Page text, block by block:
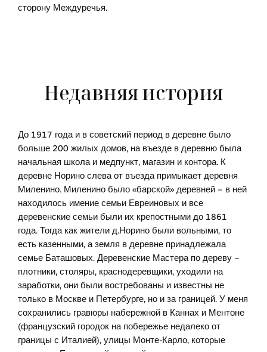
сторону Междуречья.
Недавняя история
До 1917 года и в советский период в деревне было
больше 200 жилых домов, на въезде в деревню была
начальная школа и медпункт, магазин и контора. К
деревне Норино слева от въезда примыкает деревня
Миленино. Миленино было «барской» деревней – в ней
находилось имение семьи Евреиновых и все
деревенские семьи были их крепостными до 1861
года. Тогда как жители д.Норино были вольными, то
есть казенными, а земля в деревне принадлежала
семье Баташовых. Деревенские Мастера по дереву –
плотники, столяры, краснодеревщики, уходили на
заработки, они были востребованы и известны не
только в Москве и Петербурге, но и за границей. У меня
сохранились гравюры набережной в Каннах и Ментоне
(французский городок на побережье недалеко от
границы с Италией), улицы Монте-Карло, которые